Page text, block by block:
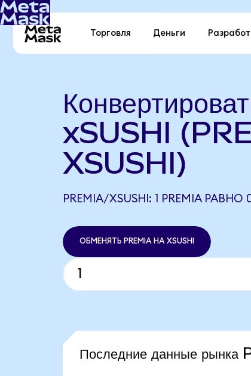
Торговля Деньги
xSUSHI
XSUSHI)
PREMIA/XSUSHI: 1 PREMIA РАВНО
ОБМЕНЯТЬ PREMIA НА XSUSHI
Последние данные рынка